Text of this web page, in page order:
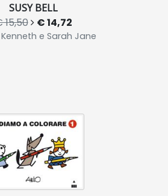
SUSY BELL
15,50 € 14,72
e Sarah Jane